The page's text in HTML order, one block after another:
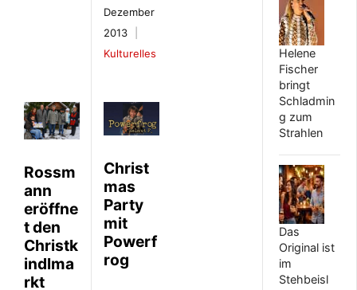
Dezember
2013
Kulturelles
Rossm
ann
eröffne
t den
Christk
indlma
rkt
Christ
mas
Party
mit
Powerf
rog
Helene
Fischer
bringt
Schladmin
g zum
Strahlen
Das
Original ist
im
Stehbeisl